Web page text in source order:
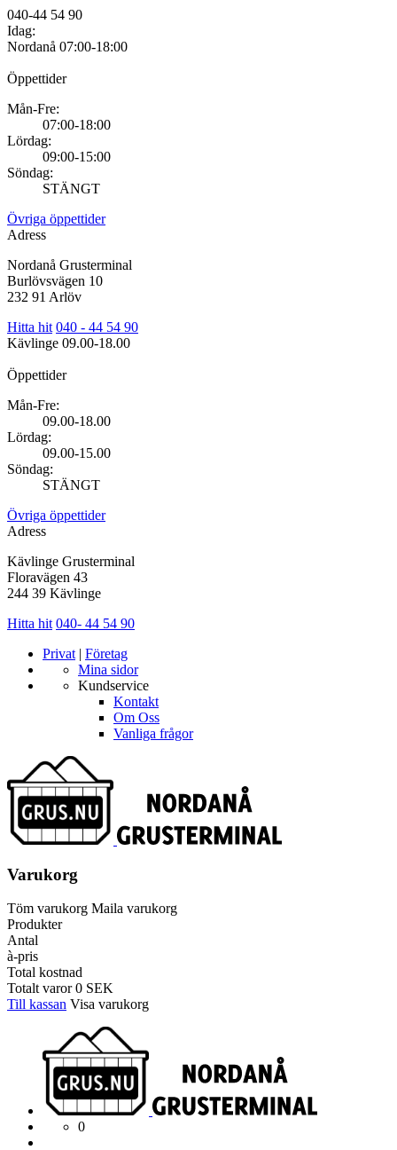
040-44 54 90
Idag:
Nordanå 07:00-18:00
Öppettider
Mån-Fre:
07:00-18:00
Lördag:
09:00-15:00
Söndag:
STÄNGT
Övriga öppettider
Adress
Nordanå Grusterminal
Burlövsvägen 10
232 91 Arlöv
Hitta hit 040 - 44 54 90
Kävlinge 09.00-18.00
Öppettider
Mån-Fre:
09.00-18.00
Lördag:
09.00-15.00
Söndag:
STÄNGT
Övriga öppettider
Adress
Kävlinge Grusterminal
Floravägen 43
244 39 Kävlinge
Hitta hit 040- 44 54 90
Privat | Företag
Mina sidor
Kundservice
Kontakt
Om Oss
Vanliga frågor
Varukorg
Töm varukorg Maila varukorg
Produkter
Antal
à-pris
Total kostnad
Totalt varor0 SEK
Till kassan Visa varukorg
0